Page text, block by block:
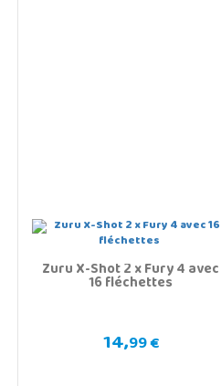
Zuru X-Shot 2 x Fury 4 avec
16 fléchettes
14,99 €